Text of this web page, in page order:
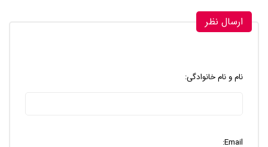
ارسال نظر
نام و نام خانوادگی:
Email: